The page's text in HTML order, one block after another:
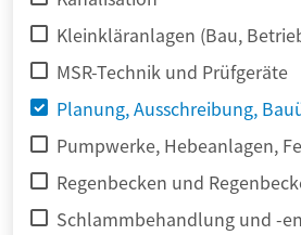
Kleinkläranlagen (Bau,
MSR-Technik und Prüfgeräte
Planung, Ausschreibung,
Pumpwerke, Hebeanlagen,
Regenbecken und
Schlammbehandlung und -